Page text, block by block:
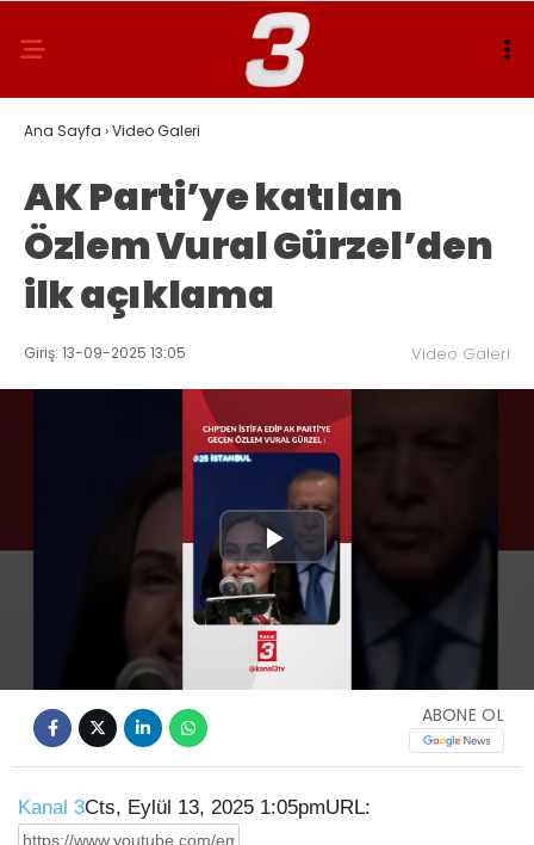
Ana Sayfa ›Video Galeri
AK Parti’ye katılan
Özlem Vural Gürzel’den
ilk açıklama
Giriş: 13-09-2025 13:05 Video Galeri
Play
Video
ABONE OL
Kanal 3Cts, Eylül 13, 2025 1:05pmURL: